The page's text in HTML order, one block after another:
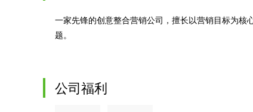
一家先锋的创意整合营销公司，擅长以营销目标为
题。
公司福利